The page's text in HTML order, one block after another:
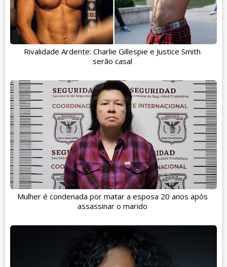
Rivalidade Ardente: Charlie Gillespie e Justice Smith
serão casal
Mulher é condenada por matar a esposa 20 anos após
assassinar o marido